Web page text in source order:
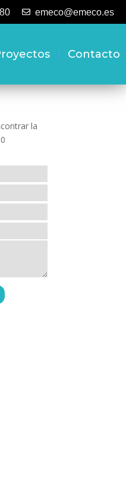
emeco@emeco.es
Contacto